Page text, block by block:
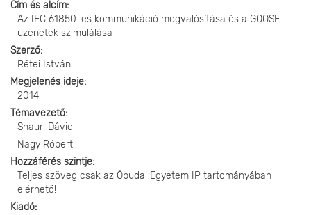
Cím és alcím
Az IEC 61850-es kommunikáció megvalósítása és a GOOSE
üzenetek szimulálása
Szerző
Rétei István
Megjelenés ideje
2014
Témavezető
Shauri Dávid
Nagy Róbert
Hozzáférés szintje
Teljes szöveg csak az Óbudai Egyetem IP tartományában
elérhető!
Kiadó